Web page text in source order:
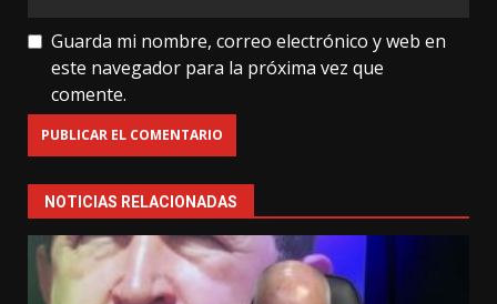
Guarda mi nombre, correo electrónico y web en
este navegador para la próxima vez que
comente.
NOTICIAS RELACIONADAS